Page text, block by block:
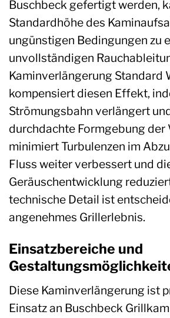
Buschbeck gefertigt werden,
Standardhöhe des
ungünstigen Bedingungen zu
unvollständigen
Kaminverlängerung Standard
kompensiert diesen Effekt,
Strömungsbahn verlängert
durchdachte Formgebung der
minimiert Turbulenzen im
Fluss weiter verbessert und
Geräuschentwicklung
technische Detail ist
angenehmes Grillerlebnis.
Einsatzbereiche und
Diese Kaminverlängerung ist
Einsatz an Buschbeck